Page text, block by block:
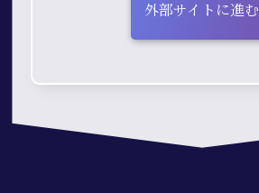
外部サイトに進む